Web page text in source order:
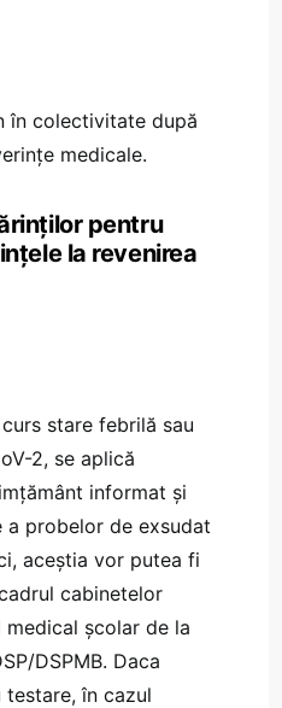
în colectivitate după
medicale.
pentru
la revenirea
stare febrilă sau
2, se aplică
informat și
probelor de exsudat
aceștia vor putea fi
cabinetelor
școlar de la
DSPMB. Daca
în cazul